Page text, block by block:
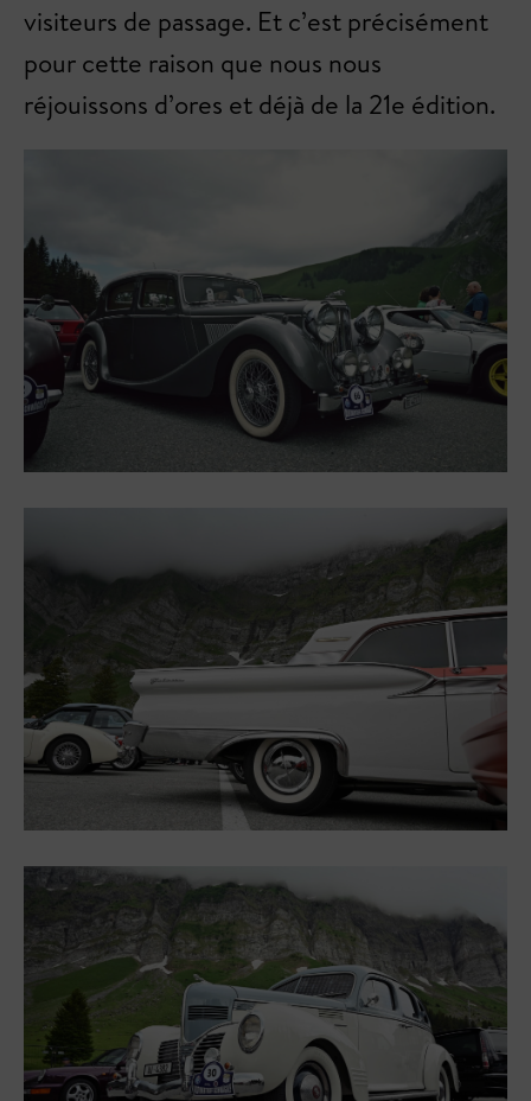
visiteurs de passage. Et c’est précisément
pour cette raison que nous nous
réjouissons d’ores et déjà de la 21e édition.